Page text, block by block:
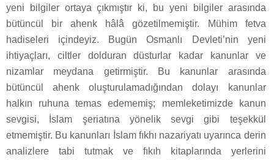
yeni bilgiler ortaya çıkmıştır ki, bu yeni bilgiler arasında
bütüncül bir ahenk hâlâ gözetilmemiştir. Mühim fetva
hadiseleri içindeyiz. Bugün Osmanlı Devleti’nin yeni
ihtiyaçları, ciltler dolduran düsturlar kadar kanunlar ve
nizamlar meydana getirmiştir. Bu kanunlar arasında
bütüncül ahenk oluşturulamadığından dolayı kanunlar
halkın ruhuna temas edememiş; memleketimizde kanun
sevgisi, İslam şeriatına yönelik sevgi gibi teşekkül
etmemiştir. Bu kanunları İslam fıkhı nazariyatı uyarınca derin
analizlere tabi tutmak ve fıkıh kitaplarında yerlerini